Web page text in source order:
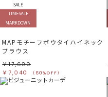
SALE
TIMESALE
MARKDOWN
MAPモチーフボウタイハイネック
ブラウス
￥17,600
￥7,040
（60%OFF）